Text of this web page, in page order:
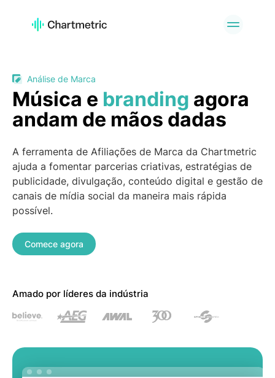
PRODUTO
Análises de Curadores Gráficos
Ferramentas de A&R Análises de marcas
Serviços
personalizados
API Offering
PLATAFORMAS
Spotify
TikTok
Equipes de A&R
Parcerias de Marca Indústria Musical Atual
RECURSOS
Análise de Marca
Música e branding agora
andam de mãos dadas
A ferramenta de Afiliações de Marca da Chartmetric
ajuda a fomentar parcerias criativas, estratégias de
publicidade, divulgação, conteúdo digital e gestão de
canais de mídia social da maneira mais rápida
possível.
Comece agora
Amado por líderes da indústria